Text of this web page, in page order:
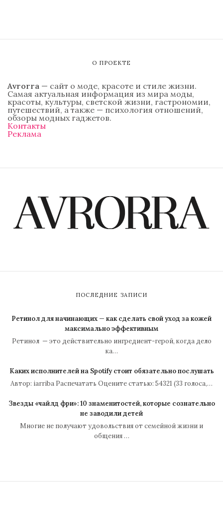
О ПРОЕКТЕ
Avrorra — сайт о моде, красоте и стиле жизни.
Самая актуальная информация из мира моды,
красоты, культуры, светской жизни, гастрономии,
путешествий, а также — психология отношений,
обзоры модных гаджетов.
Контакты
Реклама
ПОСЛЕДНИЕ ЗАПИСИ
Ретинол для начинающих — как сделать свой уход за кожей
максимально эффективным
Ретинол — это действительно ингредиент-герой, когда дело
ка…
Каких исполнителей на Spotify стоит обязательно послушать
Автор: iarriba Распечатать Оцените статью: 54321 (33 голоса,…
Звезды «чайлд фри»: 10 знаменитостей, которые сознательно
не заводили детей
Многие не получают удовольствия от семейной жизни и
общения …